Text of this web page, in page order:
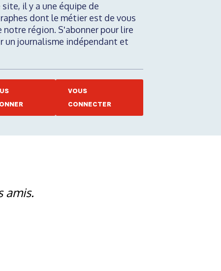
il y a une équipe de
dont le métier est de vous
région. S'abonner pour lire
un journalisme indépendant et
VOUS
CONNECTER
amis.